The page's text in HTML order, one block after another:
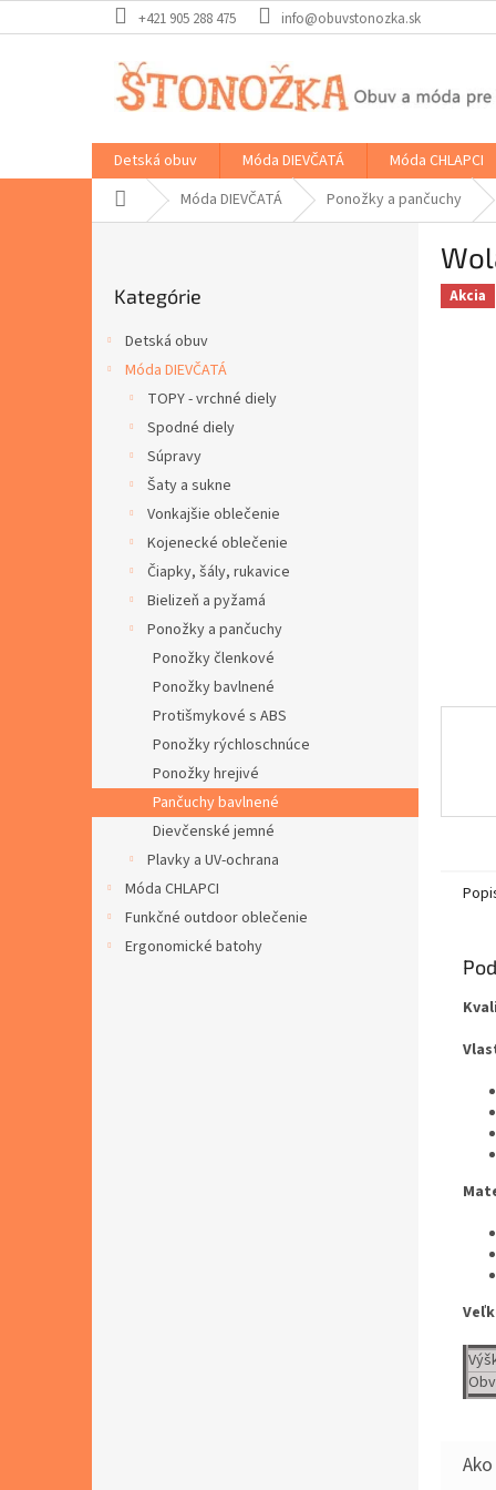
na
+421 905 288 475 info@obuvstonozka.sk
Detská obuv Móda DIEVČATÁ Móda CHLAPCI
DomovMóda DIEVČATÁ Ponožky a pančuchy
kategórie
Kategórie
Detská obuv
Móda DIEVČATÁ
TOPY - vrchné diely
Spodné diely
Súpravy
Šaty a sukne
Vonkajšie oblečenie
Kojenecké oblečenie
Čiapky, šály, rukavice
Bielizeň a pyžamá
Ponožky a pančuchy
Ponožky členkové
Ponožky bavlnené
Protišmykové s ABS
Ponožky rýchloschnúce
Ponožky hrejivé
Pančuchy bavlnené
Dievčenské jemné
Plavky a UV-ochrana
Móda CHLAPCI
Funkčné outdoor oblečenie
Ergonomické batohy
Akcia